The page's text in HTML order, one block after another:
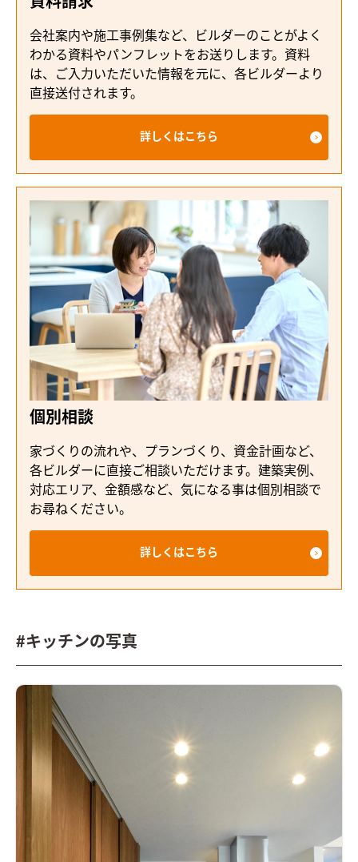
会社案内や施工事例集など、ビルダーのことがよく
わかる資料やパンフレットをお送りします。資料
は、ご入力いただいた情報を元に、各ビルダーより
直接送付されます。
詳しくはこちら
個別相談
家づくりの流れや、プランづくり、資金計画など、
各ビルダーに直接ご相談いただけます。建築実例、
対応エリア、金額感など、気になる事は個別相談で
お尋ねください。
詳しくはこちら
#キッチンの写真